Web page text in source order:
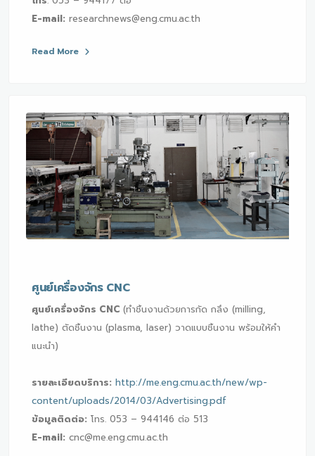
E-mail: researchnews@eng.cmu.ac.th
Read More
ศูนย์เครื่องจักร CNC
ศูนย์เครื่องจักร CNC (ทำชิ้นงานด้วยการกัด กลึง (milling,
lathe) ตัดชิ้นงาน (plasma, laser) วาดแบบชิ้นงาน พร้อมให้คำ
แนะนำ)
รายละเอียดบริการ: http://me.eng.cmu.ac.th/new/wp-
content/uploads/2014/03/Advertising.pdf
ข้อมูลติดต่อ: โทร. 053 – 944146 ต่อ 513
E-mail: cnc@me.eng.cmu.ac.th